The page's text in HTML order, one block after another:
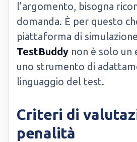
l’argomento, bisogna
domanda. È per questo
piattaforma di
TestBuddy non è solo un
uno strumento di
linguaggio del test.
Criteri di
penalità